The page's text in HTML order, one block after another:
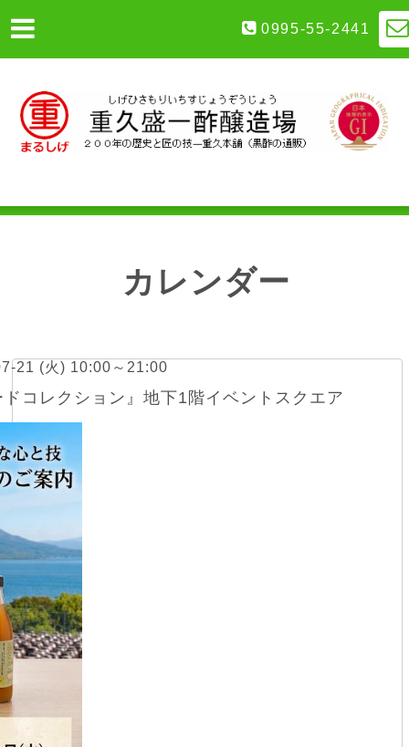
0995-55-2441
カレンダー
21 (火) 10:00～21:00
コレクション』地下1階イベントスクエア